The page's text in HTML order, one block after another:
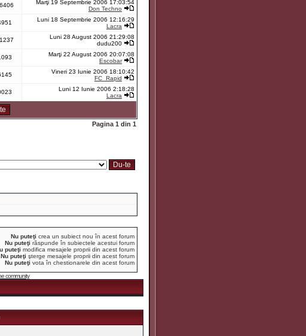
Marţi 19 Septembrie 2006 17:03:54
Don Techno
Luni 18 Septembrie 2006 12:16:29
Lacra
Luni 28 August 2006 21:29:08
dudu200
Marţi 22 August 2006 20:07:08
Escobar
Vineri 23 Iunie 2006 18:10:42
FC_Rapid
Luni 12 Iunie 2006 2:18:28
Lacra
Pagina 1 din 1
Nu puteţi crea un subiect nou în acest forum
Nu puteţi răspunde în subiectele acestui forum
puteţi modifica mesajele proprii din acest forum
Nu puteţi şterge mesajele proprii din acest forum
Nu puteţi vota în chestionarele din acest forum
community